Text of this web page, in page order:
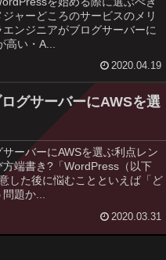
ャーどころのサービスのメリ
ンジニアがブログサーバーに
い・A...
2020.04.19
グサーバーにAWSを選
ーバーにAWSを選ぶ利点レン
端書き?「WordPress（以下
した後に悩むことといえば「ど
問題か...
2020.03.31